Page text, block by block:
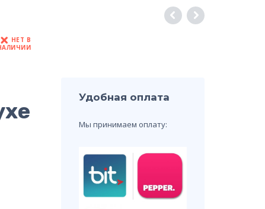
НЕТ В
Удобная оплата
Мы принимаем оплату: